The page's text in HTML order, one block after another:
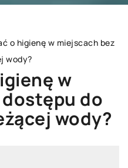
o higienę w miejscach bez
wody?
w
do
wody?